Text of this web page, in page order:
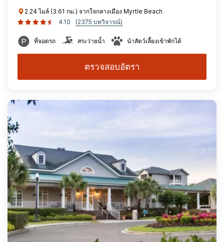
2.24 ไมล์ (3.61 กม.) จากใจกลางเมือง Myrtle Beach
4.10
(2375 บทวิจารณ์)
ที่จอดรถ สระว่ายน้ำ นำสัตว์เลี้ยงเข้าพักได้
ตรวจสอบอัตรา